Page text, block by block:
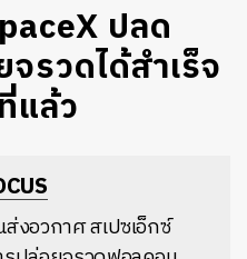
ปลด
รวดได้สำเร็จ
แล้ว
งอวกาศ สเปซเอ็กซ์